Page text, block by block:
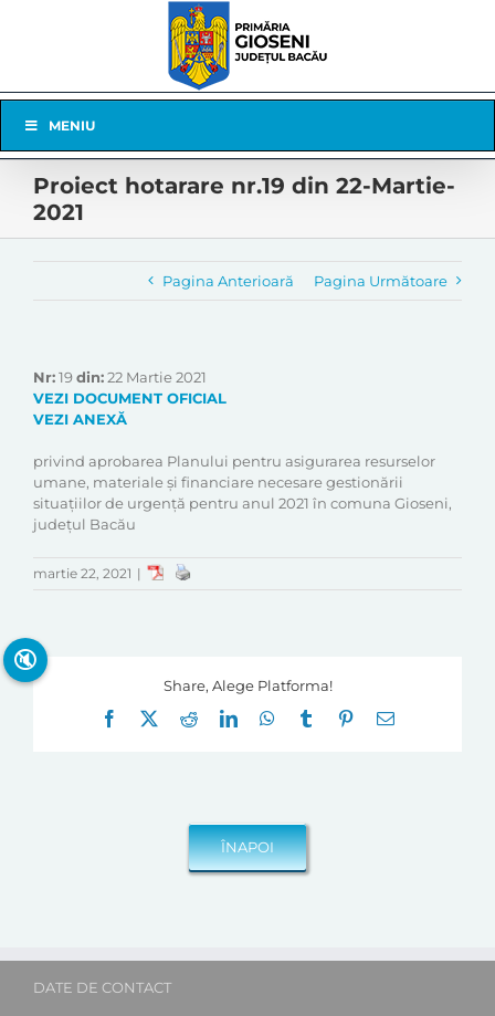
Navigation
MENIU
Proiect hotarare nr.19 din 22-Martie-
2021
Pagina Anterioară Pagina Următoare
Nr:19din:22 Martie 2021
VEZI DOCUMENT OFICIAL
VEZI ANEXĂ
privind aprobarea Planului pentru asigurarea resurselor
umane, materiale și financiare necesare gestionării
situațiilor de urgență pentru anul 2021 în comuna Gioseni,
județul Bacău
martie 22, 2021 |
Share, Alege Platforma!
Facebook
RedditLinkedInWhatsApp
Tumblr Pinterest
E-
DATE DE CONTACT
🔇